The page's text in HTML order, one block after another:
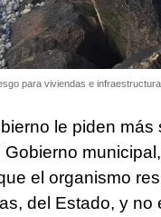
para viviendas e
le piden más
el organismo
del Estado, y no